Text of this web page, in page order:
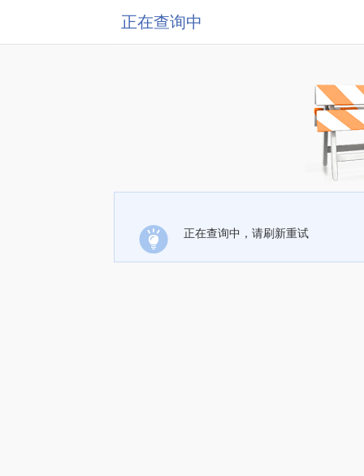
正在查询中
正在查询中，请刷新重试